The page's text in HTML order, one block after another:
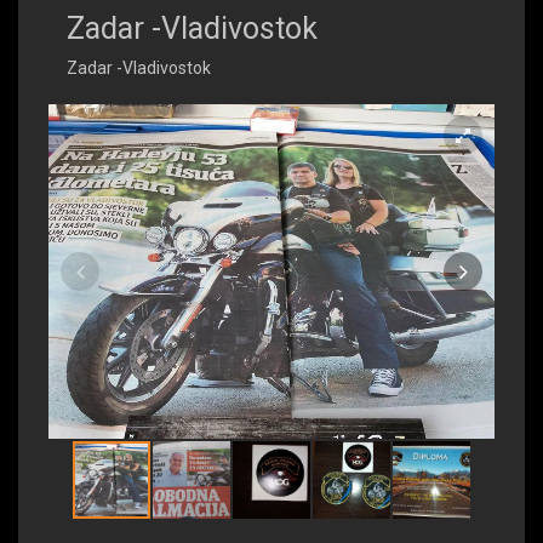
Zadar -Vladivostok
Zadar -Vladivostok